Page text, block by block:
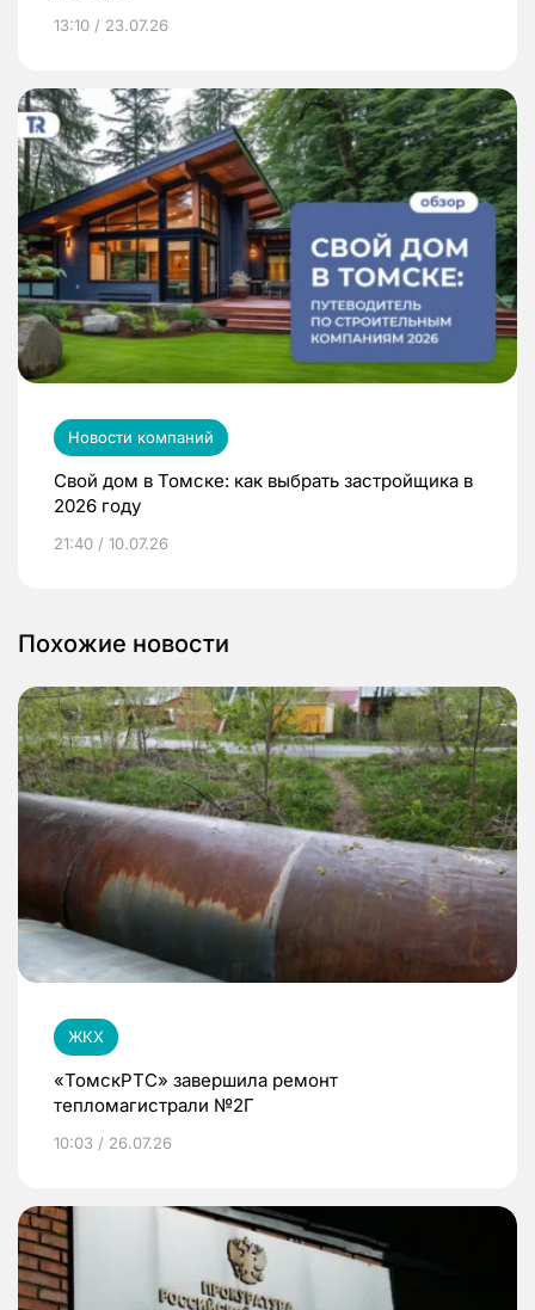
13:10 / 23.07.26
Новости компаний
Свой дом в Томске: как выбрать застройщика в
2026 году
21:40 / 10.07.26
Похожие новости
ЖКХ
«ТомскРТС» завершила ремонт
тепломагистрали №2Г
10:03 / 26.07.26